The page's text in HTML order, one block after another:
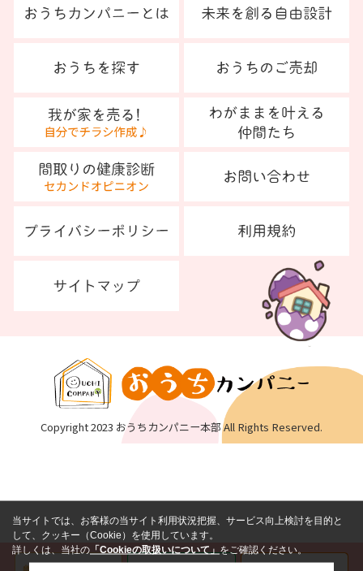
Copyright 2023 おうちカンパニー本部 All Rights Reserved.
当サイトでは、お客様の当サイト利用状況把握、サービス向上検討を目的と
して、クッキー（Cookie）を使用しています。
詳しくは、当社の 「Cookieの取扱いについて」をご確認ください。